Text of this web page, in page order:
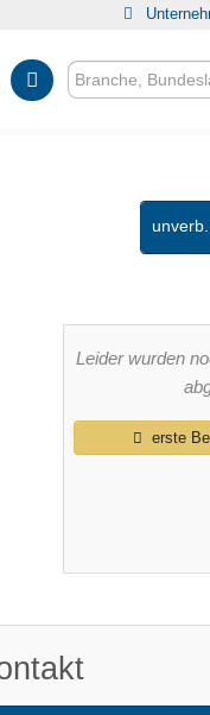
Leider wurden
erste